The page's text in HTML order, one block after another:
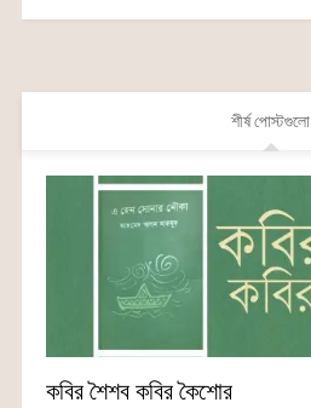
শীর্ষ পোস্টগুলো
কবির শৈশব কবির কৈশোর